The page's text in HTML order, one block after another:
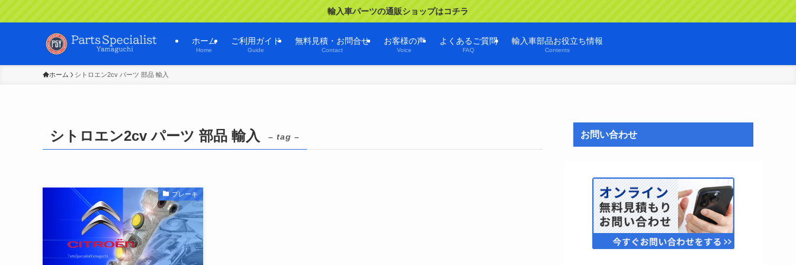
輸入車パーツの通販ショップはコチラ
ホーム
Home
ご利用ガイド
Guide
無料見積・お問合せ
Contact
お客様の声
Voice
よくあるご質問
FAQ
輸入車部品お役立ち情報
Contents
ホーム シトロエン2cv パーツ 部品 輸入
シトロエン2cv パーツ 部品 輸入 – tag –
ブレーキ
お問い合わせ